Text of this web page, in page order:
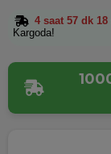
4 saat 57 dk 18
Kargoda!